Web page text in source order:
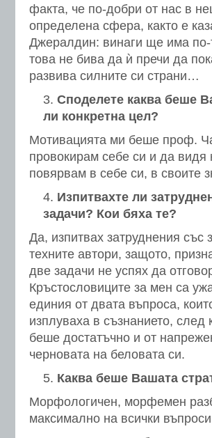
факта, че по-добри от нас в
определена сфера, както е
Джералдин: винаги ще има
това не бива да ѝ пречи да
развива силните си страни…
Споделете каква беше
ли конкретна цел?
Мотивацията ми беше проф.
провокирам себе си и да
повярвам в себе си, в своите
Изпитвахте ли
задачи? Кои бяха те?
Да, изпитвах затруднения със
техните автори, защото,
две задачи не успях да
Кръстословиците за мен са
единия от двата въпроса,
изплуваха в съзнанието,
беше достатъчно и от
черновата на беловата си.
Каква беше Вашата
Морфологичен, морфемен
максимално на всички